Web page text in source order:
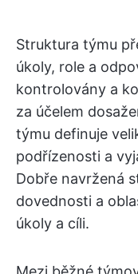
Struktura týmu
úkoly, role a
kontrolovány a
za účelem
týmu definuje
podřízenosti a
Dobře navržená
dovednosti a
úkoly a cíli.